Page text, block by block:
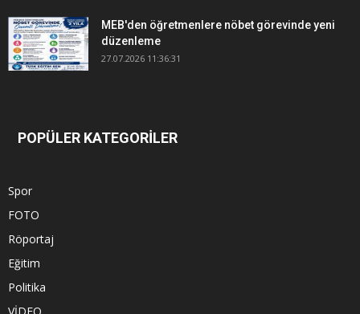
MEB'den öğretmenlere nöbet görevinde yeni
düzenleme
27.07.2026 11:36:31
POPÜLER KATEGORİLER
Spor
FOTO
Röportaj
Eğitim
Politika